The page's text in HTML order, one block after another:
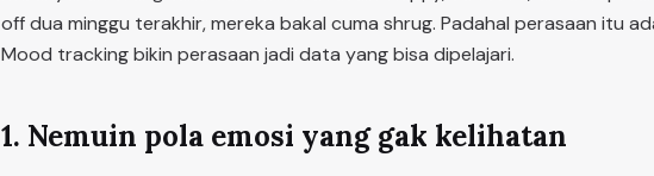
off dua minggu terakhir, mereka bakal cuma shrug. Padahal perasaan itu
Mood tracking bikin perasaan jadi data yang bisa dipelajari.
1. Nemuin pola emosi yang gak kelihatan